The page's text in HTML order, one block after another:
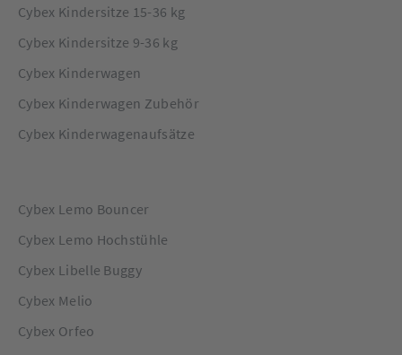
Cybex Kindersitze 15-36 kg
Cybex Kindersitze 9-36 kg
Cybex Kinderwagen
Cybex Kinderwagen Zubehör
Cybex Kinderwagenaufsätze
Cybex Lemo Bouncer
Cybex Lemo Hochstühle
Cybex Libelle Buggy
Cybex Melio
Cybex Orfeo